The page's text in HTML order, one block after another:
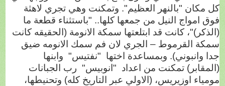
كل مكان "بالنهر العظيم". وتمكنت وهي تجري لاهثة
فوق امواج النيل من جمعها كلها.. "باستثناء قطعة ما
(الذكر)"، كانت قد ابتلعتها سمكة الانومة (الحقيقه كانت
سمكة القرموط – الجري لان فم سمك الانومه ضيق
جدا وانبوني). وبمساعدة اختها "نفتيس" وابنها
"انوبيس" رب الجبانات
(المقابر) تمكنت من اعداد
مومياء اوزيريس، (الاولي عبر التاريخ كله) وتحنيطها،